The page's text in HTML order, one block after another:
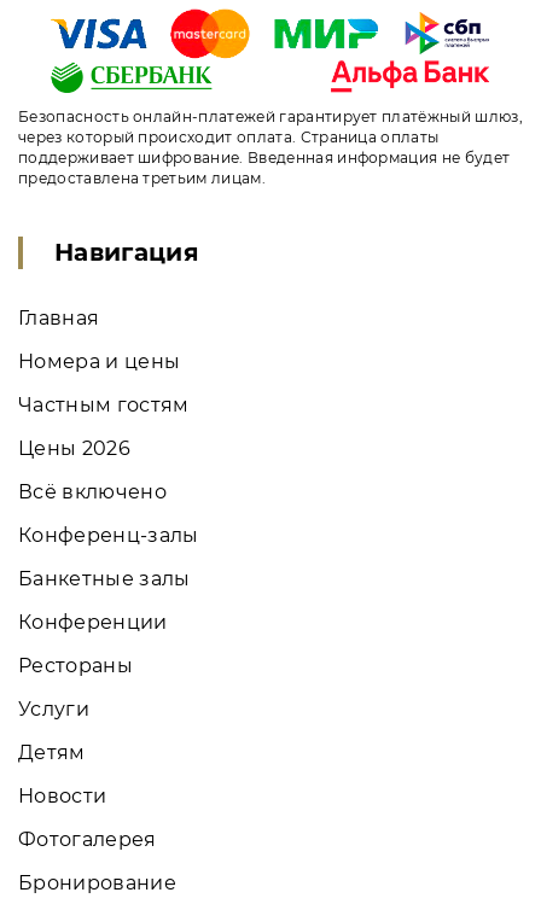
Безопасность онлайн-платежей гарантирует платёжный шлюз,
через который происходит оплата. Страница оплаты
поддерживает шифрование. Введенная информация не будет
предоставлена третьим лицам.
Навигация
Главная
Номера и цены
Частным гостям
Цены 2026
Всё включено
Конференц-залы
Банкетные залы
Конференции
Рестораны
Услуги
Детям
Новости
Фотогалерея
Бронирование